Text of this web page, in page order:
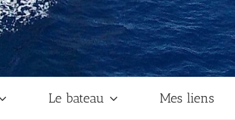
Le bateau Mes liens